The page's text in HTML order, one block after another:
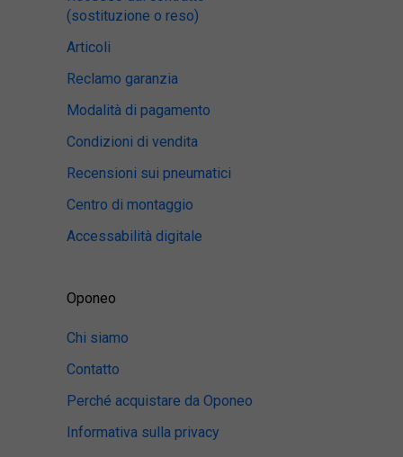
(sostituzione o reso)
Articoli
Reclamo garanzia
Modalità di pagamento
Condizioni di vendita
Recensioni sui pneumatici
Centro di montaggio
Accessabilità digitale
Oponeo
Chi siamo
Contatto
Perché acquistare da Oponeo
Informativa sulla privacy